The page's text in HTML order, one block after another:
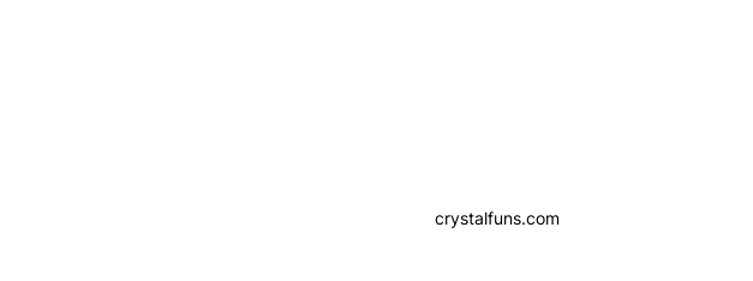
crystalfuns.com